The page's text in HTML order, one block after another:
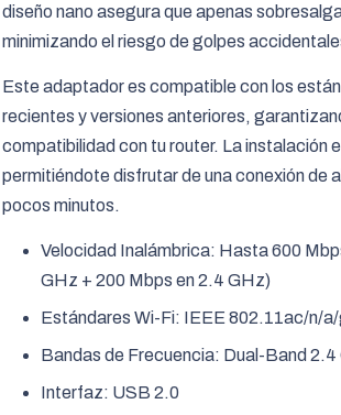
diseño nano asegura que apenas
minimizando el riesgo de golpes
Este adaptador es compatible con los
recientes y versiones anteriores,
compatibilidad con tu router. La instalación
permitiéndote disfrutar de una conexión de
pocos minutos.
Velocidad Inalámbrica: Hasta 600
GHz + 200 Mbps en 2.4 GHz)
Estándares Wi-Fi: IEEE 802.11ac/n/
Bandas de Frecuencia: Dual-Band 2.4
Interfaz: USB 2.0